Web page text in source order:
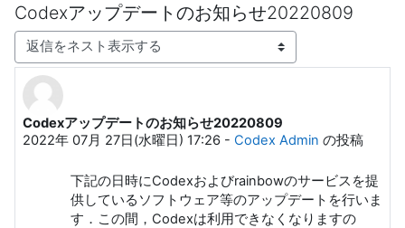
Codexアップデートのお知らせ20220809
表示モード
Codexアップデートのお知らせ20220809
2022年 07月 27日(水曜日) 17:26 - Codex Admin の投稿
返信数: 0
下記の日時にCodexおよびrainbowのサービスを提
供しているソフトウェア等のアップデートを行いま
す．この間，Codexは利用できなくなりますの